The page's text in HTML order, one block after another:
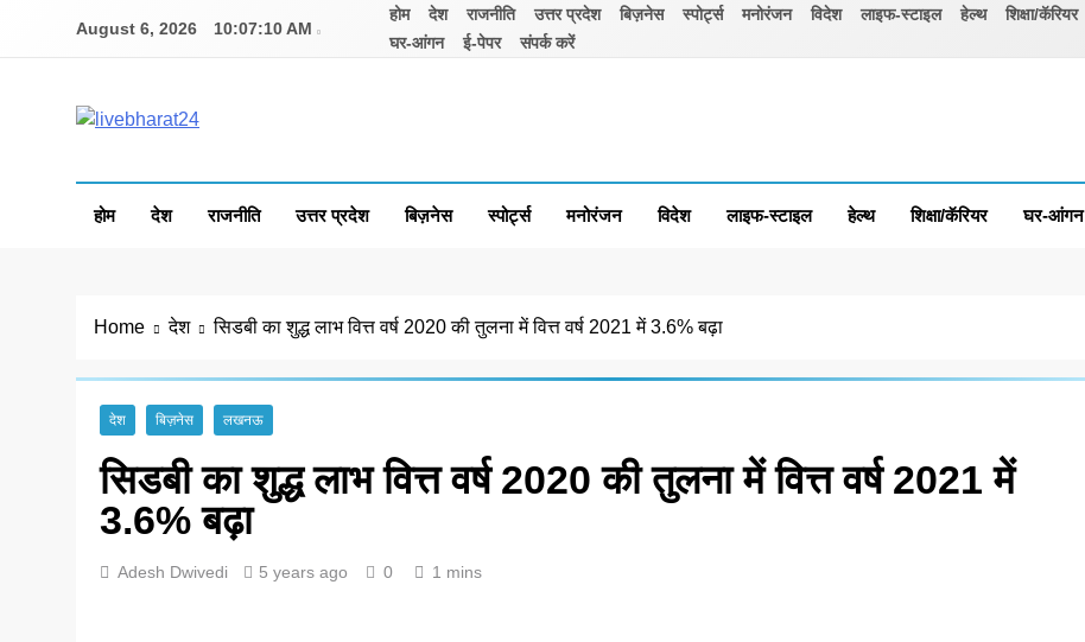
August 6, 2026 10:07:10 AM
होम देश राजनीति उत्तर प्रदेश बिज़नेस स्पोर्ट्स मनोरंजन विदेश लाइफ-स्टाइल हेल्थ
शिक्षा/कॅरियर
घर-आंगन
ई-पेपर संपर्क करें
होम देश राजनीति उत्तर प्रदेश बिज़नेस स्पोर्ट्स मनोरंजन विदेश लाइफ-स्टाइल हेल्थ शिक्षा/कॅरियर घर-आंगन
Home देश सिडबी का शुद्ध लाभ वित्त वर्ष 2020 की तुलना में वित्त वर्ष 2021 में 3.6% बढ़ा
देश बिज़नेस लखनऊ
सिडबी का शुद्ध लाभ वित्त वर्ष 2020 की तुलना में वित्त वर्ष 2021 में
3.6% बढ़ा
Adesh Dwivedi 5 years ago 0 1 mins